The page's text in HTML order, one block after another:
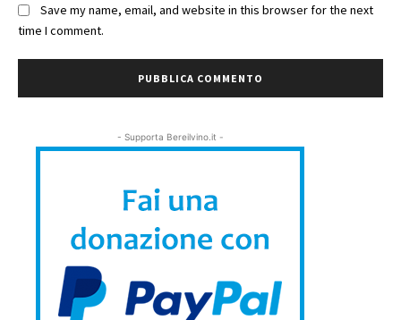
Save my name, email, and website in this browser for the next
time I comment.
- Supporta Bereilvino.it -